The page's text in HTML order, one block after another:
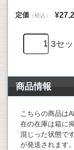
定価 （税込）
3セッ
商品情報
こちらの商品は
在の在庫は箱に
混じった状態で
が発送されます